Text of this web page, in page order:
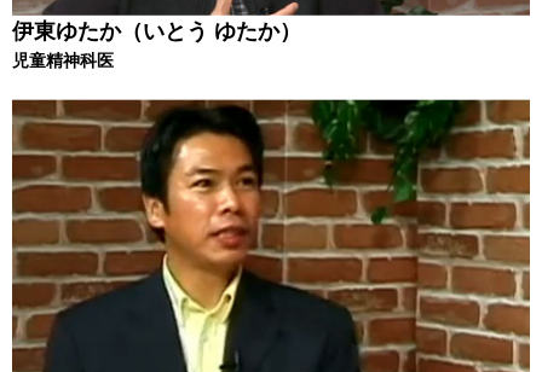
伊東ゆたか（いとう ゆたか）
児童精神科医